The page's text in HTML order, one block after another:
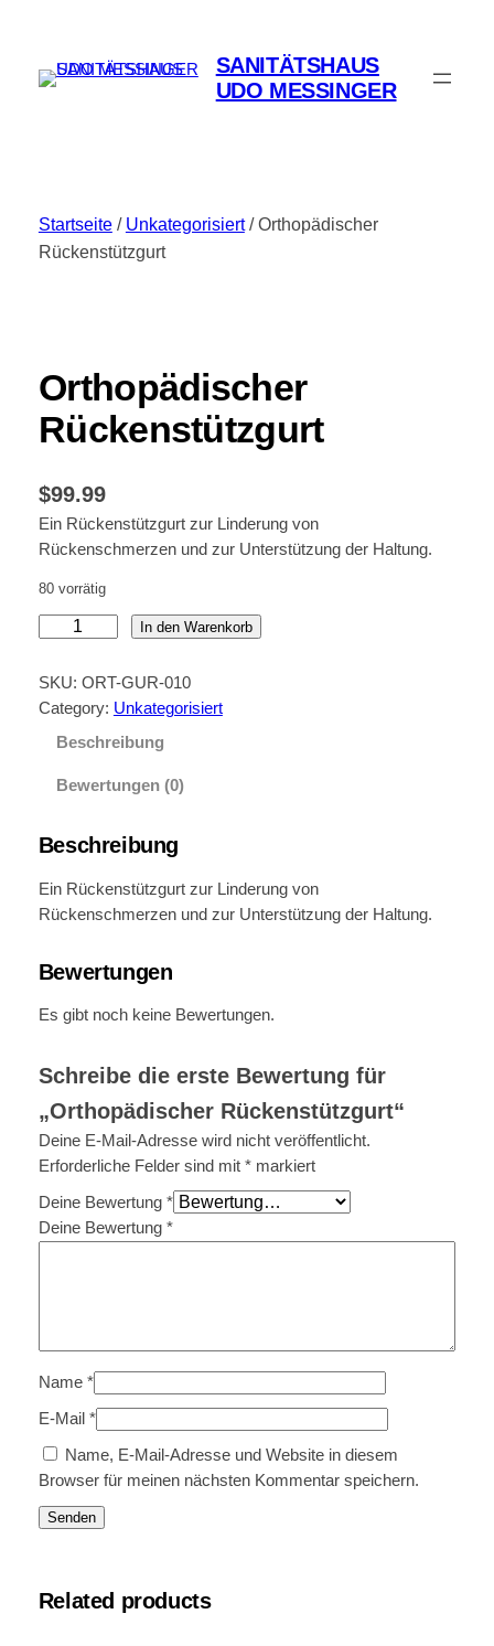
springen
SANITÄTSHAUS
UDO MESSINGER
Startseite/ Unkategorisiert/ Orthopädischer
Rückenstützgurt
Orthopädischer
Rückenstützgurt
$99.99
Ein Rückenstützgurt zur Linderung von
Rückenschmerzen und zur Unterstützung der Haltung.
80 vorrätig
t
h
s
c
h
R
ü
e
s
t
t
z
e
n
e
In den Warenkorb
SKU: ORT-GUR-010
Category: Unkategorisiert
Beschreibung
Bewertungen (0)
Beschreibung
Ein Rückenstützgurt zur Linderung von
Rückenschmerzen und zur Unterstützung der Haltung.
Bewertungen
Es gibt noch keine Bewertungen.
Schreibe die erste Bewertung für
„Orthopädischer Rückenstützgurt“
Deine E-Mail-Adresse wird nicht veröffentlicht.
Erforderliche Felder sind mit *markiert
Deine Bewertung *
Deine Bewertung *
Name *
E-Mail *
Name, E-Mail-Adresse und Website in diesem
Browser für meinen nächsten Kommentar speichern.
Related products